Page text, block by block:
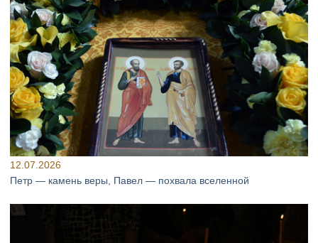
12.07.2026
Петр — камень веры, Павел — похвала вселенной